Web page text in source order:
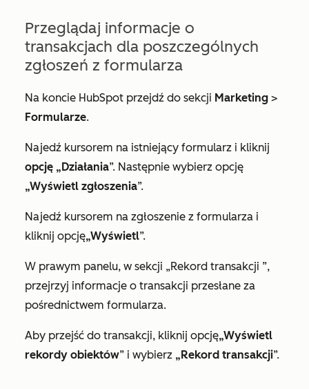
Przeglądaj informacje o
transakcjach dla poszczególnych
zgłoszeń z formularza
Na koncie HubSpot przejdź do sekcji Marketing >
Formularze.
Najedź kursorem na istniejący formularz i kliknij
opcję „Działania”. Następnie wybierz opcję
„Wyświetl zgłoszenia”.
Najedź kursorem na zgłoszenie z formularza i
kliknij opcję„Wyświetl”.
W prawym panelu, w sekcji „Rekord transakcji ”,
przejrzyj informacje o transakcji przesłane za
pośrednictwem formularza.
Aby przejść do transakcji, kliknij opcję„Wyświetl
rekordy obiektów” i wybierz „Rekord transakcji”.